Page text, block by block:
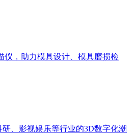
仪，助力模具设计、模具磨损检
、影视娱乐等行业的3D数字化潮